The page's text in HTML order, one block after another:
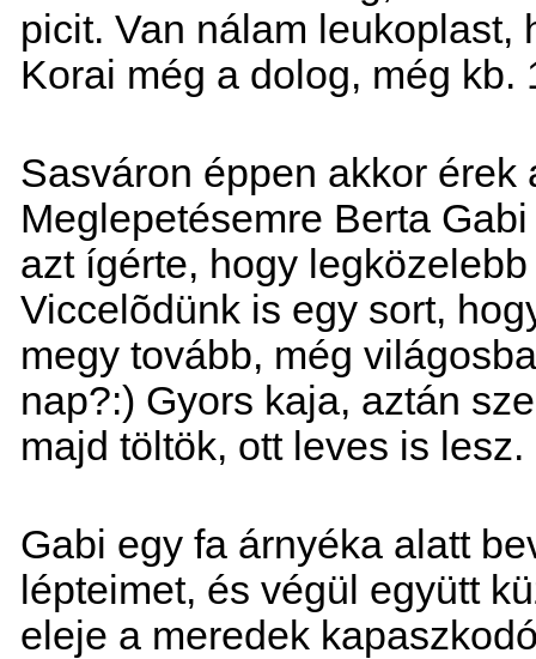
picit. Van nálam leukoplast,
Korai még a dolog, még
Sasváron éppen akkor
Meglepetésemre Berta
azt ígérte, hogy
Viccelõdünk is egy sort,
megy tovább, még
nap?:) Gyors kaja, aztán
majd töltök, ott leves is lesz.
Gabi egy fa árnyéka alatt
lépteimet, és végül együtt
eleje a meredek